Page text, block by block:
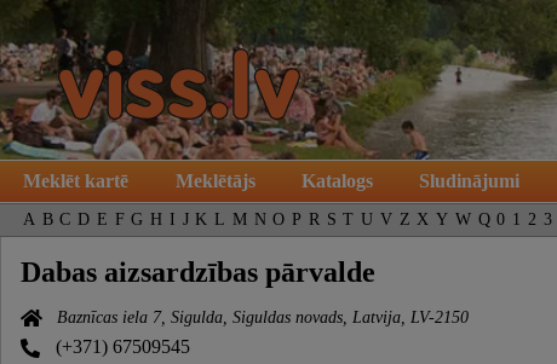
Meklēt kartē Meklētājs Katalogs Sludinājumi
A B C D E F G H I J K L M N O P R S T U V Z X Y W Q 0 1 2 3
Dabas aizsardzības pārvalde
Baznīcas iela 7, Sigulda, Siguldas novads, Latvija, LV-2150
(+371) 67509545